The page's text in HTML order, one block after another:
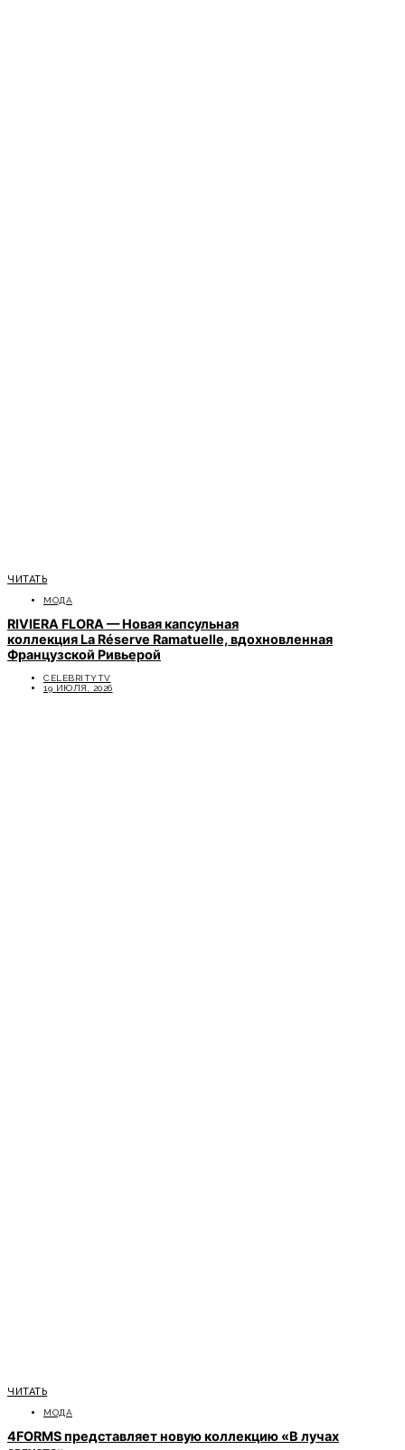
ЧИТАТЬ
МОДА
RIVIERA FLORA — Новая капсульная
коллекция La Réserve Ramatuelle, вдохновленная
Французской Ривьерой
CELEBRITYTV
19 ИЮЛЯ, 2026
ЧИТАТЬ
МОДА
4FORMS представляет новую коллекцию «В лучах